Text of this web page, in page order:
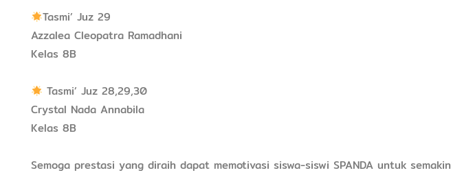
Tasmi’ Juz 29
Azzalea Cleopatra Ramadhani
Kelas 8B
Tasmi’ Juz 28,29,30
Crystal Nada Annabila
Kelas 8B
Semoga prestasi yang diraih dapat memotivasi siswa-siswi SPANDA untuk semakin